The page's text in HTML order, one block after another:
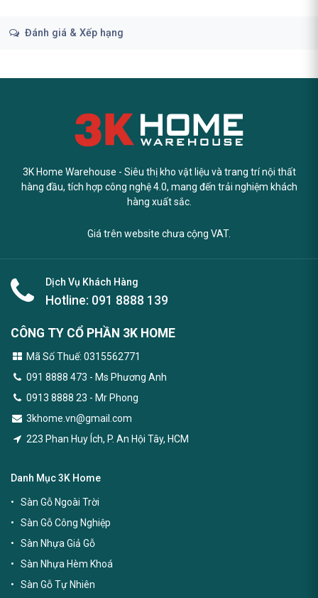
Đánh giá & Xếp hạng
3K Home Warehouse - Siêu thị kho vật liệu và trang trí nội thất
hàng đầu, tích hợp công nghệ 4.0, mang đến trải nghiệm khách
hàng xuất sắc.
Giá trên website chưa cộng VAT.
Dịch Vụ Khách Hàng
Hotline: 091 8888 139
CÔNG TY CỔ PHẦN 3K HOME
Mã Số Thuế: 0315562771
091 8888 473 - Ms Phương Anh
0913 8888 23 - Mr Phong
3khome.vn@gmail.com
223 Phan Huy Ích, P. An Hội Tây, HCM
Danh Mục 3K Home
Sàn Gỗ Ngoài Trời
Sàn Gỗ Công Nghiệp
Sàn Nhựa Giả Gỗ
Sàn Nhựa Hèm Khoá
Sàn Gỗ Tự Nhiên